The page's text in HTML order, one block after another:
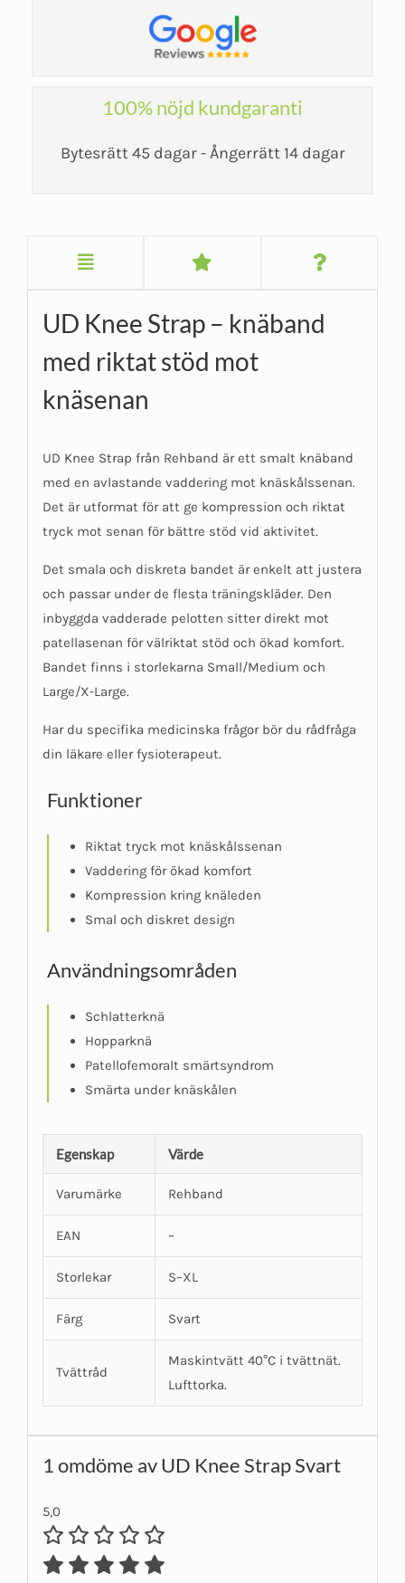
100% nöjd kundgaranti
Bytesrätt 45 dagar - Ångerrätt 14 dagar
UD Knee Strap – knäband
med riktat stöd mot
knäsenan
UD Knee Strap från Rehband är ett smalt knäband
med en avlastande vaddering mot knäskålssenan.
Det är utformat för att ge kompression och riktat
tryck mot senan för bättre stöd vid aktivitet.
Det smala och diskreta bandet är enkelt att justera
och passar under de flesta träningskläder. Den
inbyggda vadderade pelotten sitter direkt mot
patellasenan för välriktat stöd och ökad komfort.
Bandet finns i storlekarna Small/Medium och
Large/X-Large.
Har du specifika medicinska frågor bör du rådfråga
din läkare eller fysioterapeut.
Funktioner
Riktat tryck mot knäskålssenan
Vaddering för ökad komfort
Kompression kring knäleden
Smal och diskret design
Användningsområden
Schlatterknä
Hopparknä
Patellofemoralt smärtsyndrom
Smärta under knäskålen
Egenskap Värde
Varumärke Rehband
EAN –
Storlekar S–XL
Färg Svart
Tvättråd
Maskintvätt 40°C i tvättnät.
Lufttorka.
1 omdöme avUD Knee Strap Svart
5,0